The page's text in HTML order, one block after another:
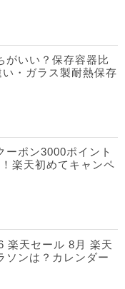
がいい？保存容器比
・ガラス製耐熱保存
ーポン3000ポイント
楽天初めてキャンペ
楽天セール 8月 楽天
ソンは？カレンダー